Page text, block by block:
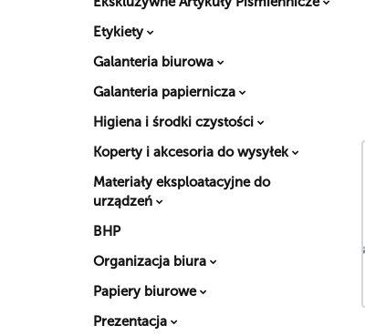
Etykiety
Galanteria biurowa
Galanteria papiernicza
Higiena i środki czystości
Koperty i akcesoria do wysyłek
Materiały eksploatacyjne do
urządzeń
BHP
Organizacja biura
Papiery biurowe
Prezentacja